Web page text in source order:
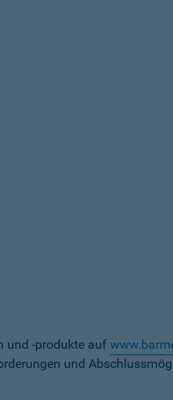
und -produkte auf
und